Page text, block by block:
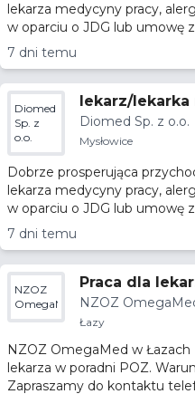
lekarza medycyny pracy, alergologa, kardiologa. Współpraca
7 dni temu
Diomed
Sp. z
o.o.
lekarz/
Diomed Sp. z o.o.
Mysłowice
Dobrze prosperująca
lekarza medycyny pracy, alergologa, kardiologa. Współpraca
7 dni temu
NZOZ
OmegaMed
Praca dla
NZOZ
Łazy
NZOZ OmegaMed w
lekarza w poradni POZ.
Zapraszamy do kontaktu